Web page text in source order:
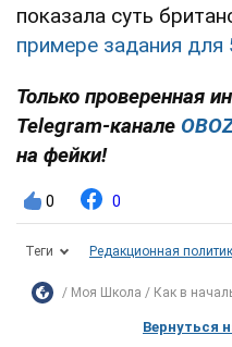
показала суть
примере задания для
Только проверенная
Telegram-канале
на фейки!
0 0
Теги Редакционная
Моя Школа Как в
Вернуться